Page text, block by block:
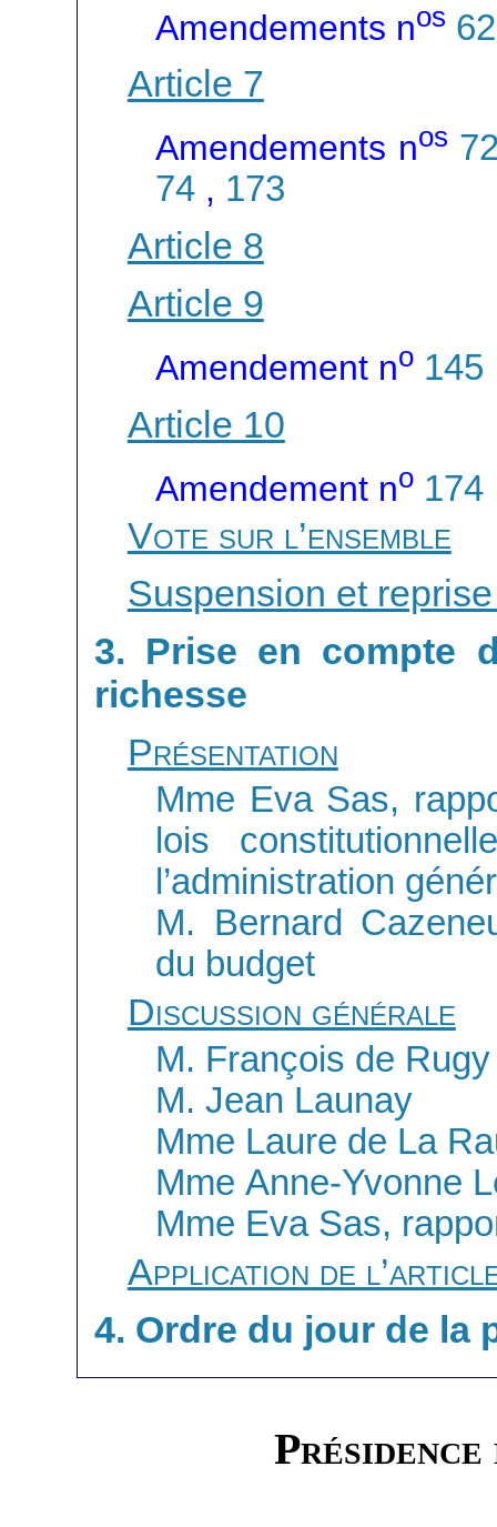
Amendements nos 62
Article 7
Amendements nos
74, 173
Article 8
Article 9
Amendement no 145
Article 10
Amendement no 174
Vote sur l’ensemble
Suspension et
3. Prise en compte
richesse
Présentation
Mme Eva Sas,
lois
l’administration
M. Bernard
du budget
Discussion générale
M. François de Rugy
M. Jean Launay
Mme Laure de La
Mme Anne-Yvonne
Mme Eva Sas,
Application de
4. Ordre du jour de la
Présidence